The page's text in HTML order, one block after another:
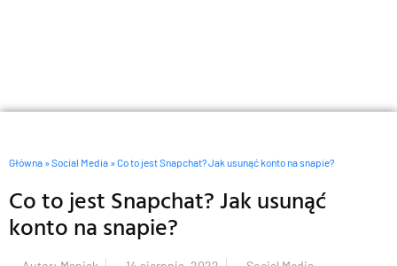
Główna »Social Media »Co to jest Snapchat? Jak usunąć konto na snapie?
Co to jest Snapchat? Jak usunąć
konto na snapie?